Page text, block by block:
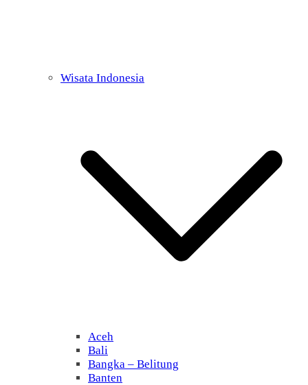
Wisata Indonesia
Aceh
Bali
Bangka – Belitung
Banten